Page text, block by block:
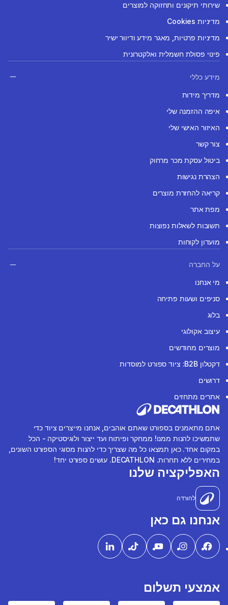
שירותי תיקונים ותחזוקה למוצרים
מדיניות Cookies
מדיניות פרטיות, מאגר מידע ודיוור ישיר
פינוי פסולת חשמלית ואלקטרונית
מידע כללי
מדריך מידות
איפה ההזמנה שלי
האיזור האישי שלי
צור קשר
ביטול עסקת מכר מרחוק
הצהרת נגישות
קריאה להחזרת מוצרים
מפת אתר
תשובות לשאלות נפוצות
מועדון לקוחות
על החברה
מי אנחנו
סניפים ושעות פתיחה
בלוג
עיצוב אקולוגי
מוצרים מחודשים
דקטלון B2B: ציוד ספורט למוסדות
דרושים
אתרים מתחזים
אתם מתאמנים בספורט שאתם אוהבים, אנחנו מייצרים ציוד כדי
שתמשיכו להנות ממנו! ממחקר ופיתוח ועד ייצור ולוגיסטיקה - הכל
במקום אחד. כאן תמצאו כל מה שצריך כדי להנות מסוגי הספורט השונים,
במחירים ללא תחרות. DECATHLON. עושים ספורט יחד!
האפליקציה שלנו
להורדה
אנחנו גם כאן
אמצעי תשלום